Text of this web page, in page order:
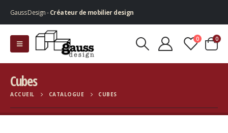
Gauss Design -Créateur de mobilier design
0 0
Cubes
ACCUEIL CATALOGUE CUBES